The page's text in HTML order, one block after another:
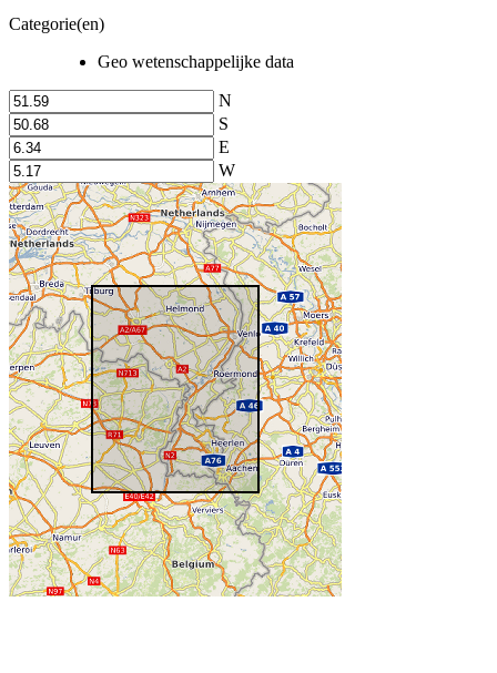
Categorie(en)
Geo wetenschappelijke data
N
S
E
W